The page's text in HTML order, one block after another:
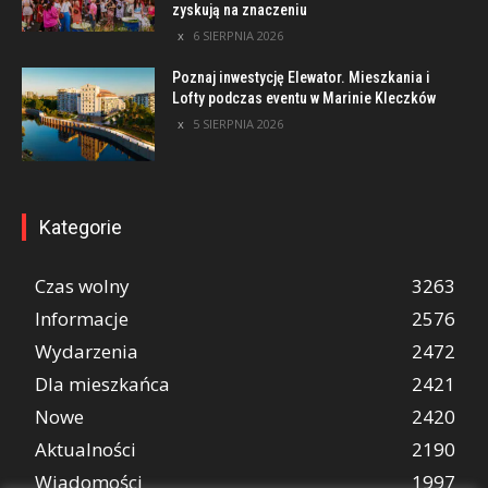
zyskują na znaczeniu
6 SIERPNIA 2026
Poznaj inwestycję Elewator. Mieszkania i
Lofty podczas eventu w Marinie Kleczków
5 SIERPNIA 2026
Kategorie
Czas wolny
3263
Informacje
2576
Wydarzenia
2472
Dla mieszkańca
2421
Nowe
2420
Aktualności
2190
Wiadomości
1997